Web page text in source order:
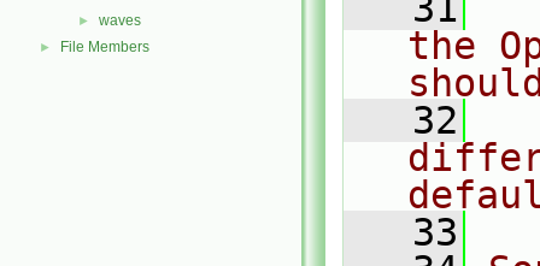
► waves
► File Members
the
   32
   33